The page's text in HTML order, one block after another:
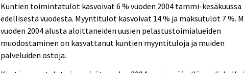
Kuntien toimintatulot kasvoivat 6 % vuoden 2004 tammi-kesäkuussa
edellisestä vuodesta. Myyntitulot kasvoivat 14 % ja maksutulot 7 %.
vuoden 2004 alusta aloittaneiden uusien pelastustoimialueiden
muodostaminen on kasvattanut kuntien myyntituloja ja muiden
palveluiden ostoja.